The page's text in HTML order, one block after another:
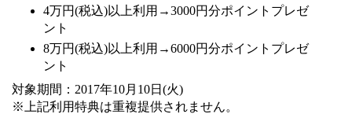
4万円(税込)以上利用→3000円分ポイントプレゼ
ント
8万円(税込)以上利用→6000円分ポイントプレゼ
ント
対象期間：2017年10月10日(火)
※上記利用特典は重複提供されません。